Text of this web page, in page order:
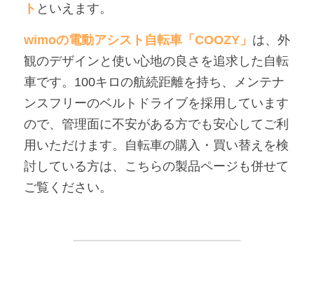
ト といえます。
wimoの電動アシスト自転車「COOZY」 は、外
観のデザインと使い心地の良さを追求した自転
車です。100キロの航続距離を持ち、メンテナ
ンスフリーのベルトドライブを採用しています
ので、管理面に不安がある方でも安心してご利
用いただけます。自転車の購入・買い替えを検
討している方は、こちらの製品ページも併せて
ご覧ください。